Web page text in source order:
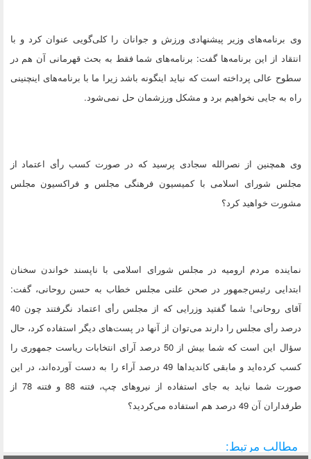
وی برنامه‌های وزیر پیشنهادی ورزش و جوانان را کلی‌گویی عنوان کرد و با
انتقاد از این برنامه‌ها گفت: برنامه‌های شما فقط به بحث قهرمانی آن هم در
سطوح عالی پرداخته است که نباید اینگونه باشد زیرا ما با برنامه‌های اینچنینی
راه به جایی نخواهیم برد و مشکل ورزشمان حل نمی‌شود.
وی همچنین از نصر‌الله سجادی پرسید که در صورت کسب رأی اعتماد از
مجلس شورای اسلامی با کمیسیون فرهنگی مجلس و فراکسیون مجلس
مشورت خواهید کرد؟
نماینده مردم ارومیه در مجلس شورای اسلامی با ناپسند خواندن سخنان
ابتدایی رئیس‌جمهور در صحن علنی مجلس خطاب به حسن روحانی، گفت:
آقای روحانی! شما گفتید وزرایی که از مجلس رأی اعتماد نگرفتند چون 40
درصد رأی مجلس را دارند می‌توان از آنها در پست‌های دیگر استفاده کرد، حال
سؤال این است که شما بیش از 50 درصد آرای انتخابات ریاست جمهوری را
کسب کرده‌اید و مابقی کاندیداها 49 درصد آراء را به دست آورده‌اند، در این
صورت شما نباید به جای استفاده از نیروهای چپ، فتنه 88 و فتنه 78 از
طرفداران آن 49 درصد هم استفاده می‌کردید؟
مطالب مرتبط: